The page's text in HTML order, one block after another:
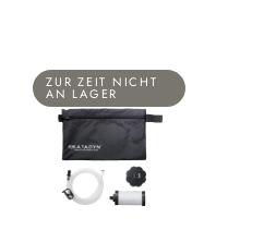
ZUR ZEIT NICHT
AN LAGER